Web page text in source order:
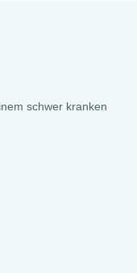
schwer kranken